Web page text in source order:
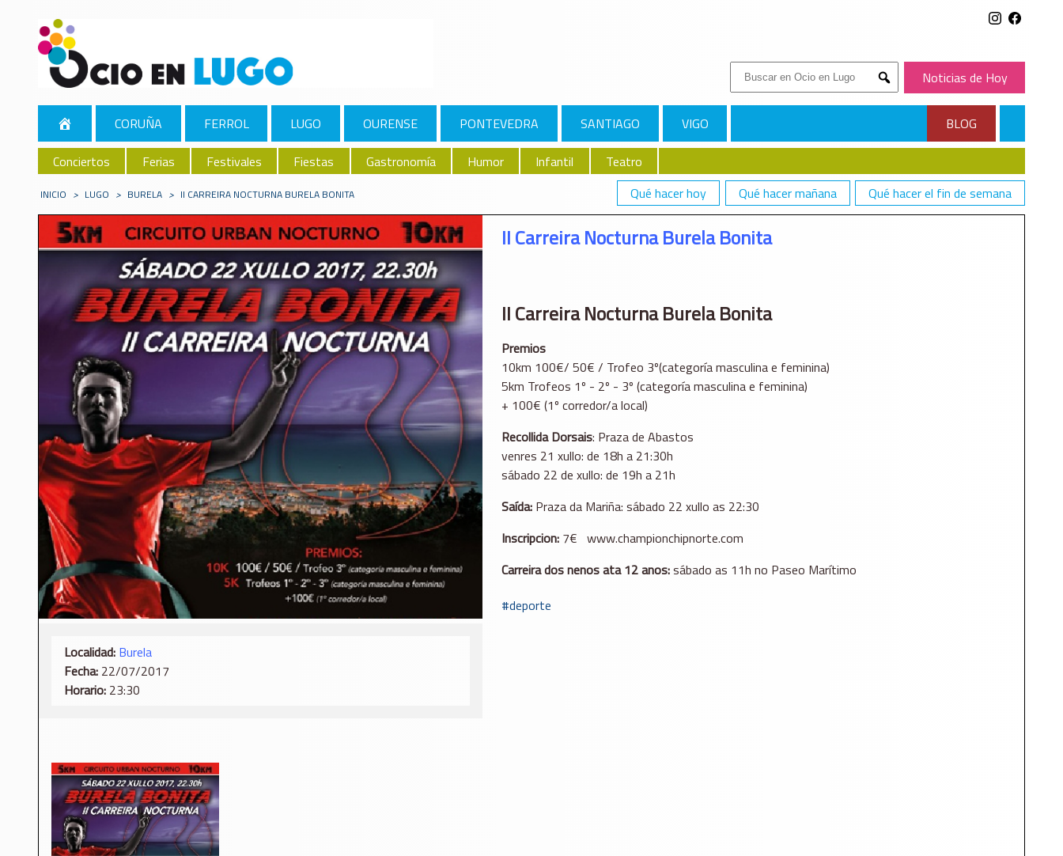
Buscar:
Submit
Noticias de Hoy
CORUÑA FERROL LUGO OURENSE PONTEVEDRA SANTIAGO VIGO
BLOG
Conciertos
Ferias Festivales Fiestas Gastronomía Humor Infantil
Teatro
Qué hacer hoy
Qué hacer mañana Qué hacer el fin de semana
INICIO > LUGO > BURELA > II CARREIRA NOCTURNA BURELA BONITA
Localidad: Burela
Fecha: 22/07/2017
Horario: 23:30
II Carreira Nocturna Burela Bonita
II Carreira Nocturna Burela Bonita
Premios
10km 100€/ 50€ / Trofeo 3º(categoría masculina e feminina)
5km Trofeos 1º - 2º - 3º (categoría masculina e feminina)
+ 100€ (1º corredor/a local)
Recollida Dorsais: Praza de Abastos
venres 21 xullo: de 18h a 21:30h
sábado 22 de xullo: de 19h a 21h
Saída:Praza da Mariña: sábado 22 xullo as 22:30
Inscripcion:7€ www.championchipnorte.com
Carreira dos nenos ata 12 anos:sábado as 11h no Paseo Marítimo
deporte